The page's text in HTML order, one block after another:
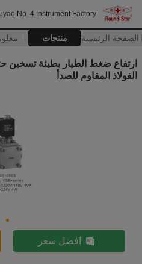
No. 4 Instrument Factory
الصفحة الرئيسية منتجات
ارتفاع ضغط الطيار بطيئة تسخين
الفولاذ المقاوم للصدأ
افضل سعر